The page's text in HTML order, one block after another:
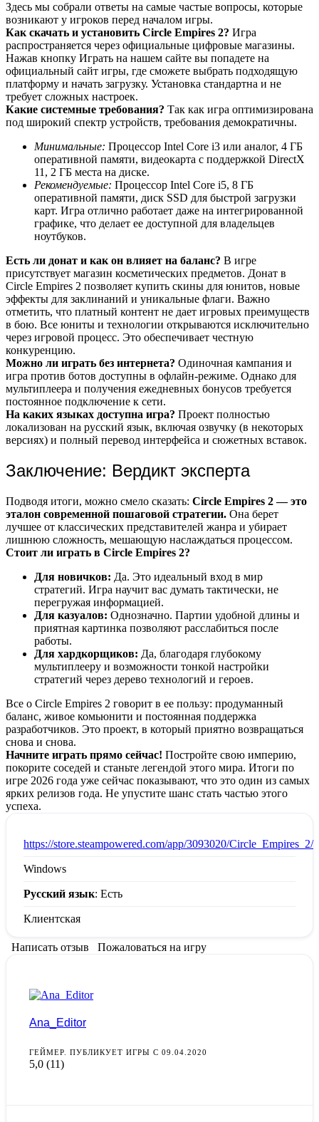
Здесь мы собрали ответы на самые частые вопросы, которые
возникают у игроков перед началом игры.
Как скачать и установить Circle Empires 2? Игра
распространяется через официальные цифровые магазины.
Нажав кнопку Играть на нашем сайте вы попадете на
официальный сайт игры, где сможете выбрать подходящую
платформу и начать загрузку. Установка стандартна и не
требует сложных настроек.
Какие системные требования? Так как игра оптимизирована
под широкий спектр устройств, требования демократичны.
Минимальные: Процессор Intel Core i3 или аналог, 4 ГБ
оперативной памяти, видеокарта с поддержкой DirectX
11, 2 ГБ места на диске.
Рекомендуемые: Процессор Intel Core i5, 8 ГБ
оперативной памяти, диск SSD для быстрой загрузки
карт. Игра отлично работает даже на интегрированной
графике, что делает ее доступной для владельцев
ноутбуков.
Есть ли донат и как он влияет на баланс? В игре
присутствует магазин косметических предметов. Донат в
Circle Empires 2 позволяет купить скины для юнитов, новые
эффекты для заклинаний и уникальные флаги. Важно
отметить, что платный контент не дает игровых преимуществ
в бою. Все юниты и технологии открываются исключительно
через игровой процесс. Это обеспечивает честную
конкуренцию.
Можно ли играть без интернета? Одиночная кампания и
игра против ботов доступны в офлайн-режиме. Однако для
мультиплеера и получения ежедневных бонусов требуется
постоянное подключение к сети.
На каких языках доступна игра? Проект полностью
локализован на русский язык, включая озвучку (в некоторых
версиях) и полный перевод интерфейса и сюжетных вставок.
Заключение: Вердикт эксперта
Подводя итоги, можно смело сказать: Circle Empires 2 — это
эталон современной пошаговой стратегии. Она берет
лучшее от классических представителей жанра и убирает
лишнюю сложность, мешающую наслаждаться процессом.
Стоит ли играть в Circle Empires 2?
Для новичков: Да. Это идеальный вход в мир
стратегий. Игра научит вас думать тактически, не
перегружая информацией.
Для казуалов: Однозначно. Партии удобной длины и
приятная картинка позволяют расслабиться после
работы.
Для хардкорщиков: Да, благодаря глубокому
мультиплееру и возможности тонкой настройки
стратегий через дерево технологий и героев.
Все о Circle Empires 2 говорит в ее пользу: продуманный
баланс, живое комьюнити и постоянная поддержка
разработчиков. Это проект, в который приятно возвращаться
снова и снова.
Начните играть прямо сейчас! Постройте свою империю,
покорите соседей и станьте легендой этого мира. Итоги по
игре 2026 года уже сейчас показывают, что это один из самых
ярких релизов года. Не упустите шанс стать частью этого
успеха.
https://store.steampowered.com/app/3093020/Circle_Empires_2/
Windows
Русский язык: Есть
Клиентская
Написать отзыв Пожаловаться на игру
Ana_Editor
ГЕЙМЕР. ПУБЛИКУЕТ ИГРЫ С 09.04.2020
5,0 (11)